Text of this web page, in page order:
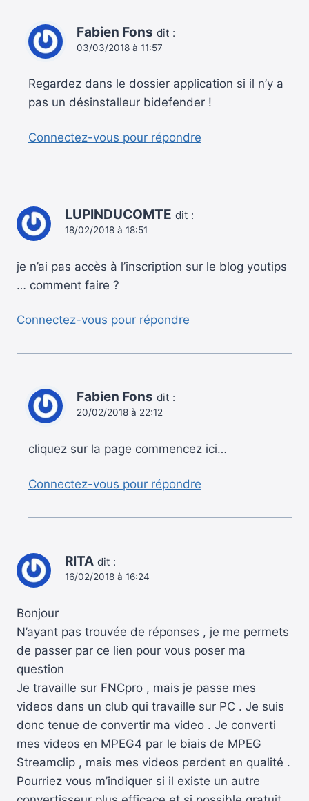
Fabien Fons dit :
03/03/2018 à 11:57
Regardez dans le dossier application si il n’y a
pas un désinstalleur bidefender !
Connectez-vous pour répondre
LUPINDUCOMTE dit :
18/02/2018 à 18:51
je n’ai pas accès à l’inscription sur le blog youtips
… comment faire ?
Connectez-vous pour répondre
Fabien Fons dit :
20/02/2018 à 22:12
cliquez sur la page commencez ici…
Connectez-vous pour répondre
RITA dit :
16/02/2018 à 16:24
Bonjour
N’ayant pas trouvée de réponses , je me permets
de passer par ce lien pour vous poser ma
question
Je travaille sur FNCpro , mais je passe mes
videos dans un club qui travaille sur PC . Je suis
donc tenue de convertir ma video . Je converti
mes videos en MPEG4 par le biais de MPEG
Streamclip , mais mes videos perdent en qualité .
Pourriez vous m’indiquer si il existe un autre